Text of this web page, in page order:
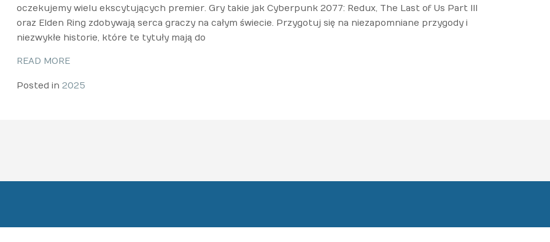
oczekujemy wielu ekscytujących premier. Gry takie jak Cyberpunk 2077: Redux, The Last of Us Part III
oraz Elden Ring zdobywają serca graczy na całym świecie. Przygotuj się na niezapomniane przygody i
niezwykłe historie, które te tytuły mają do
READ MORE
Posted in 2025